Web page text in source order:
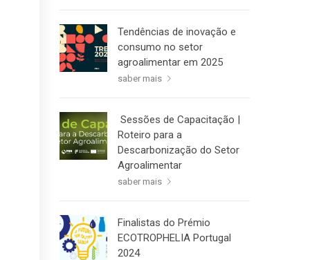
Tendências de inovação e
consumo no setor
agroalimentar em 2025
saber mais
Sessões de Capacitação |
Roteiro para a
Descarbonização do Setor
Agroalimentar
saber mais
Finalistas do Prémio
ECOTROPHELIA Portugal
2024